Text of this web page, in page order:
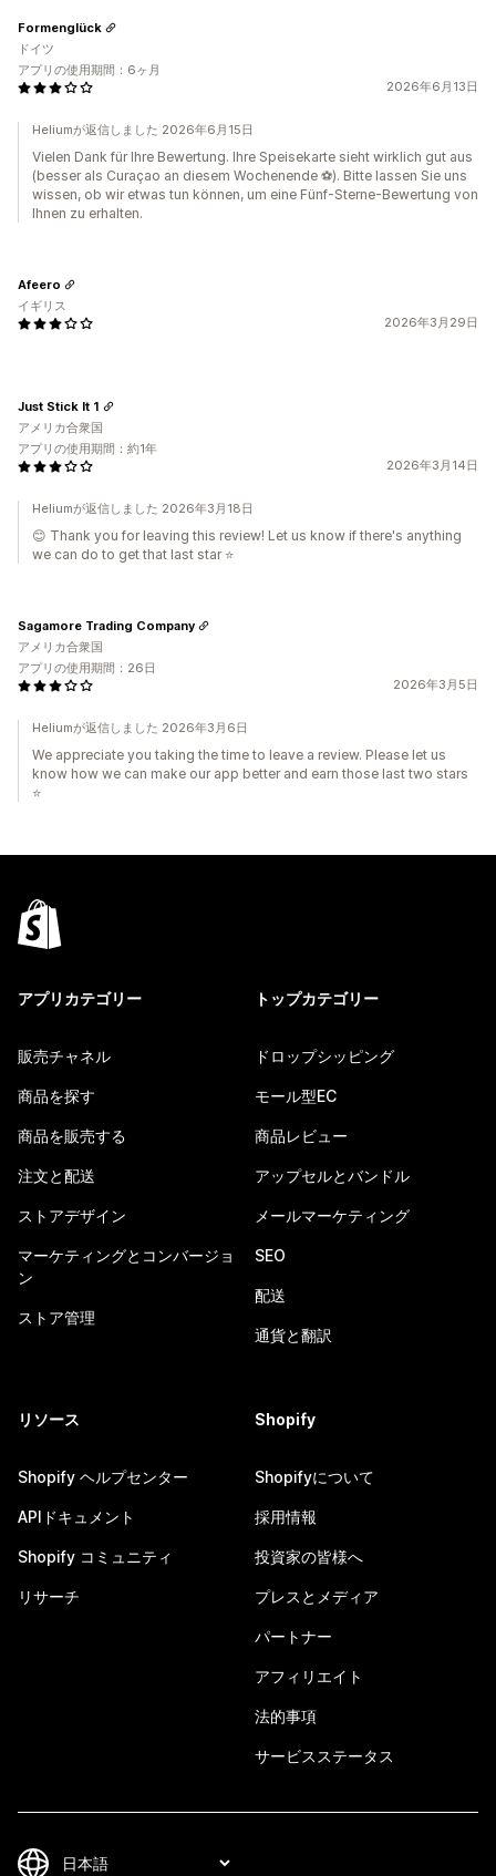
2026年6月13日
Formenglück
ドイツ
アプリの使用期間：6ヶ月
Heliumが返信しました 2026年6月15日
Vielen Dank für Ihre Bewertung. Ihre Speisekarte sieht wirklich gut aus
(besser als Curaçao an diesem Wochenende ⚽️). Bitte lassen Sie uns
wissen, ob wir etwas tun können, um eine Fünf-Sterne-Bewertung von
Ihnen zu erhalten.
2026年3月29日
Afeero
イギリス
2026年3月14日
Just Stick It 1
アメリカ合衆国
アプリの使用期間：約1年
Heliumが返信しました 2026年3月18日
😊 Thank you for leaving this review! Let us know if there's anything
we can do to get that last star ⭐️
2026年3月5日
Sagamore Trading Company
アメリカ合衆国
アプリの使用期間：26日
Heliumが返信しました 2026年3月6日
We appreciate you taking the time to leave a review. Please let us
know how we can make our app better and earn those last two stars
⭐️
アプリカテゴリー
販売チャネル
商品を探す
商品を販売する
注文と配送
ストアデザイン
マーケティングとコンバージョ
ン
ストア管理
トップカテゴリー
ドロップシッピング
モール型EC
商品レビュー
アップセルとバンドル
メールマーケティング
SEO
配送
通貨と翻訳
リソース
Shopify ヘルプセンター
APIドキュメント
Shopify コミュニティ
リサーチ
Shopify
Shopifyについて
採用情報
投資家の皆様へ
プレスとメディア
パートナー
アフィリエイト
法的事項
サービスステータス